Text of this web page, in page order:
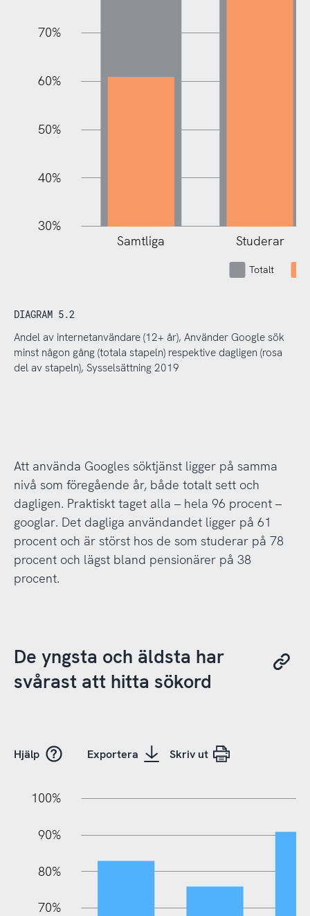
30%
40%
50%
60%
70%
Samtliga Studerar
Totalt
DIAGRAM 5.2
Andel av internetanvändare (12+ år), Använder Google sök
minst någon gång (totala stapeln) respektive dagligen (rosa
del av stapeln), Sysselsättning 2019
Att använda Googles söktjänst ligger på samma
nivå som föregående år, både totalt sett och
dagligen. Praktiskt taget alla – hela 96 procent –
googlar. Det dagliga användandet ligger på 61
procent och är störst hos de som studerar på 78
procent och lägst bland pensionärer på 38
procent.
De yngsta och äldsta har
svårast att hitta sökord
Hjälp Exportera Skriv ut
100%
90%
80%
70%